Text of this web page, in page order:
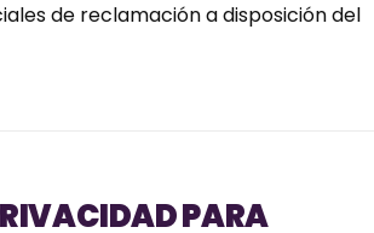
de reclamación a disposición del
PARA